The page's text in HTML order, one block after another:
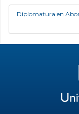
Diplomatura en